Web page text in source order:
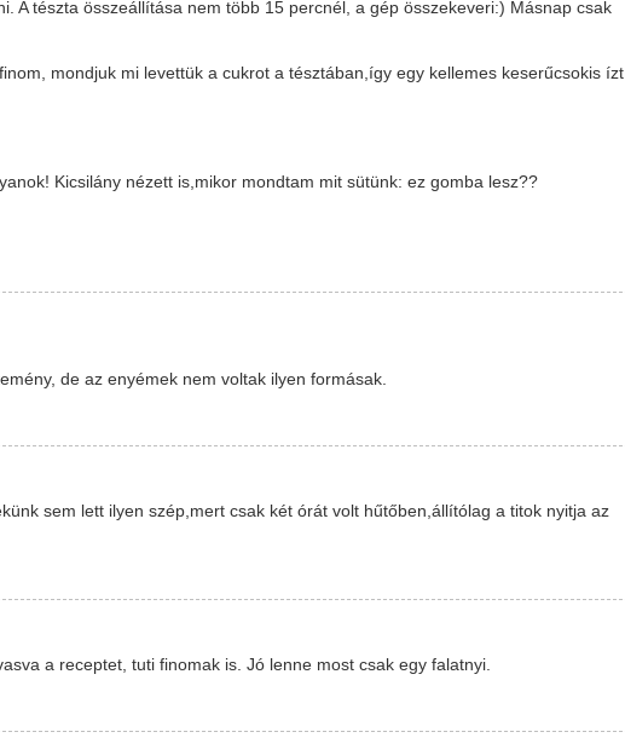
A tészta összeállítása nem több 15 percnél, a gép összekeveri:) Másnap csak
mondjuk mi levettük a cukrot a tésztában,így egy kellemes keserűcsokis ízt
Kicsilány nézett is,mikor mondtam mit sütünk: ez gomba lesz??
de az enyémek nem voltak ilyen formásak.
sem lett ilyen szép,mert csak két órát volt hűtőben,állítólag a titok nyitja az
a receptet, tuti finomak is. Jó lenne most csak egy falatnyi.